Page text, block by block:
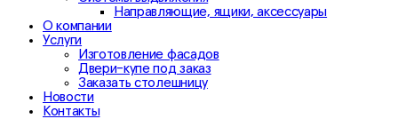
Направляющие, ящики, аксессуары
О компании
Услуги
Изготовление фасадов
Двери-купе под заказ
Заказать столешницу
Новости
Контакты